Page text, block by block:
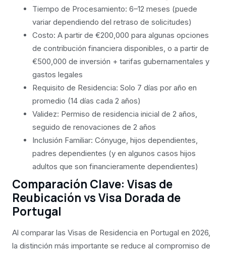
Tiempo de Procesamiento: 6–12 meses (puede
variar dependiendo del retraso de solicitudes)
Costo: A partir de €200,000 para algunas opciones
de contribución financiera disponibles, o a partir de
€500,000 de inversión + tarifas gubernamentales y
gastos legales
Requisito de Residencia: Solo 7 días por año en
promedio (14 días cada 2 años)
Validez: Permiso de residencia inicial de 2 años,
seguido de renovaciones de 2 años
Inclusión Familiar: Cónyuge, hijos dependientes,
padres dependientes (y en algunos casos hijos
adultos que son financieramente dependientes)
Comparación Clave: Visas de
Reubicación vs Visa Dorada de
Portugal
Al comparar las Visas de Residencia en Portugal en 2026,
la distinción más importante se reduce al compromiso de